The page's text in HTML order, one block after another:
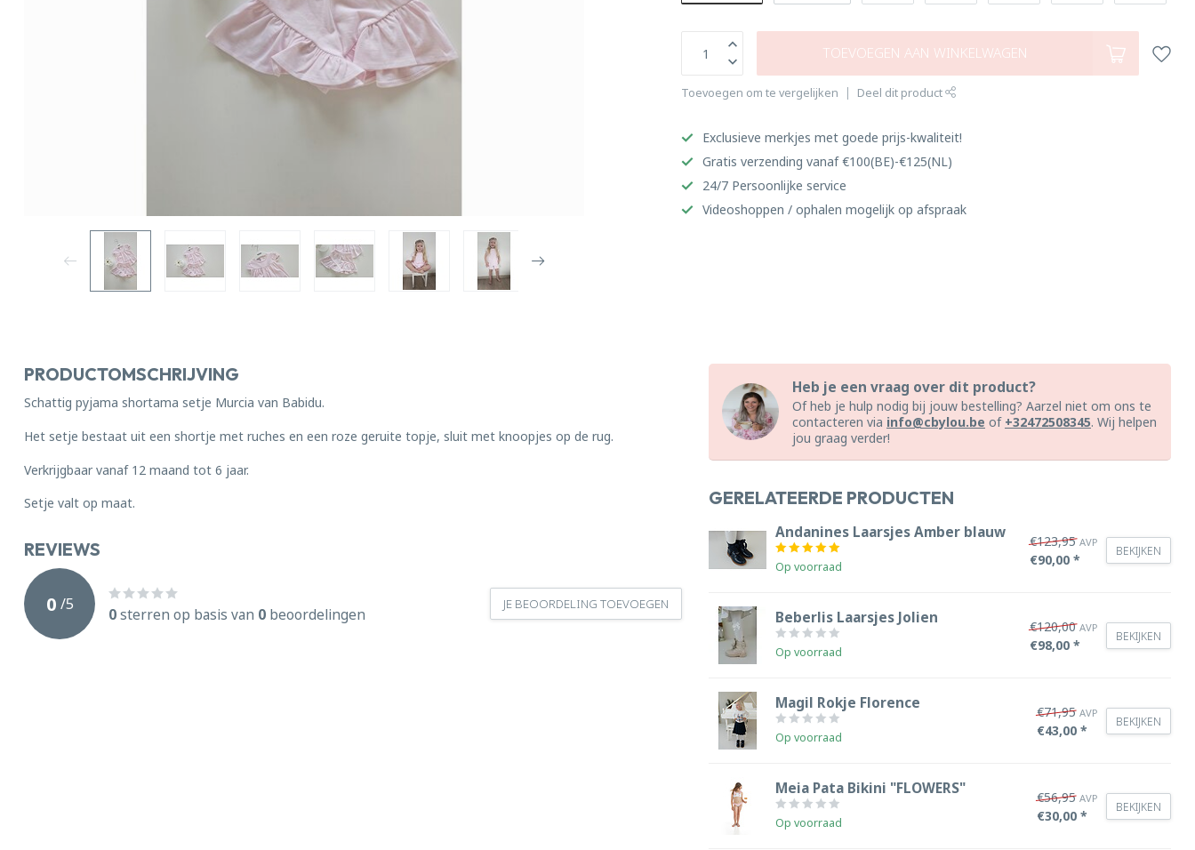
TOEVOEGEN AAN WINKELWAGEN
Toevoegen om te vergelijken Deel dit product
Exclusieve merkjes met goede prijs-kwaliteit!
Gratis verzending vanaf €100(BE)-€125(NL)
24/7 Persoonlijke service
Videoshoppen / ophalen mogelijk op afspraak
PRODUCTOMSCHRIJVING
Schattig pyjama shortama setje Murcia van Babidu.
Het setje bestaat uit een shortje met ruches en een roze geruite topje, sluit met knoopjes op de rug.
Verkrijgbaar vanaf 12 maand tot 6 jaar.
Setje valt op maat.
REVIEWS
0 /5
0sterren op basis van 0 beoordelingen
JE BEOORDELING TOEVOEGEN
Heb je een vraag over dit product?
Of heb je hulp nodig bij jouw bestelling? Aarzel niet om ons te
contacteren via info@cbylou.be of +32472508345. Wij helpen
jou graag verder!
GERELATEERDE PRODUCTEN
Andanines Laarsjes Amber blauw
Op voorraad
€123,95 AVP
€90,00 *
BEKIJKEN
Beberlis Laarsjes Jolien
Op voorraad
€120,00 AVP
€98,00 *
BEKIJKEN
Magil Rokje Florence
Op voorraad
€71,95 AVP
€43,00 *
BEKIJKEN
Meia Pata Bikini "FLOWERS"
Op voorraad
€56,95 AVP
€30,00 *
BEKIJKEN